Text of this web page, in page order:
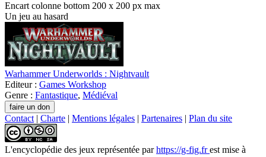
Encart colonne bottom 200 x 200 px max
Un jeu au hasard
Warhammer Underworlds : Nightvault
Editeur : Games Workshop
Genre : Fantastique, Médiéval
Contact | Charte | Mentions légales | Partenaires | Plan du site
L'encyclopédie des jeux représentée parhttps://g-fig.frest mise à